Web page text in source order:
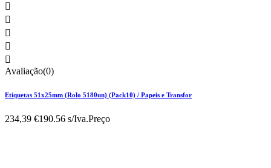





Avaliação(0)
Etiquetas 51x25mm (Rolo 5180un) (Pack10) / Papeis e Transfor
234,39 €190.56 s/Iva.Preço